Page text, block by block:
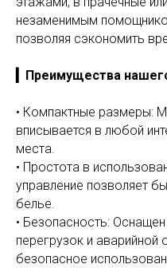
незаменимым
позволяя сэкономить
▎Преимущества
• Компактные размеры:
вписывается в любой
места.
• Простота в
управление позволяет
белье.
• Безопасность:
перегрузок и аварийной
безопасное